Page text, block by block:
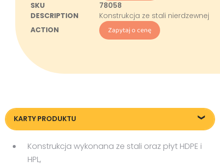
78058
Konstrukcja ze stali nierdzewnej
Zapytaj o cenę
KARTY PRODUKTU
Konstrukcja wykonana ze stali oraz płyt HDPE i
HPL,